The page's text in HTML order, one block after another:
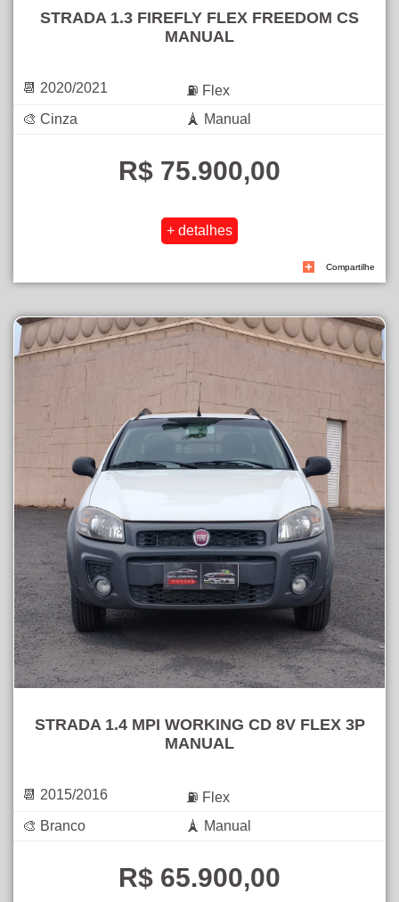
STRADA 1.3 FIREFLY FLEX FREEDOM CS
MANUAL
📆 2020/2021
⛽ Flex
🎨 Cinza
🗼 Manual
R$ 75.900,00
Compartilhe
STRADA 1.4 MPI WORKING CD 8V FLEX 3P
MANUAL
📆 2015/2016
⛽ Flex
🎨 Branco
🗼 Manual
R$ 65.900,00